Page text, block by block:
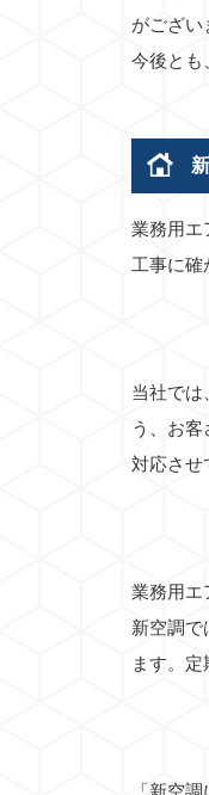
がござい
今後とも
業務用エ
工事に確
当社では
う、お
対応させ
業務用エ
新空調で
ます。
「新空